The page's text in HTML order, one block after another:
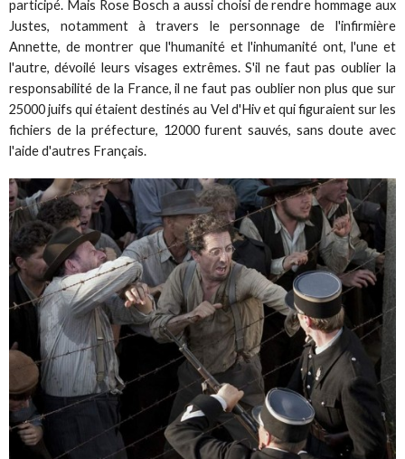
participé. Mais Rose Bosch a aussi choisi de rendre hommage aux
Justes, notamment à travers le personnage de l'infirmière
Annette, de montrer que l'humanité et l'inhumanité ont, l'une et
l'autre, dévoilé leurs visages extrêmes. S'il ne faut pas oublier la
responsabilité de la France, il ne faut pas oublier non plus que sur
25000 juifs qui étaient destinés au Vel d'Hiv et qui figuraient sur les
fichiers de la préfecture, 12000 furent sauvés, sans doute avec
l'aide d'autres Français.